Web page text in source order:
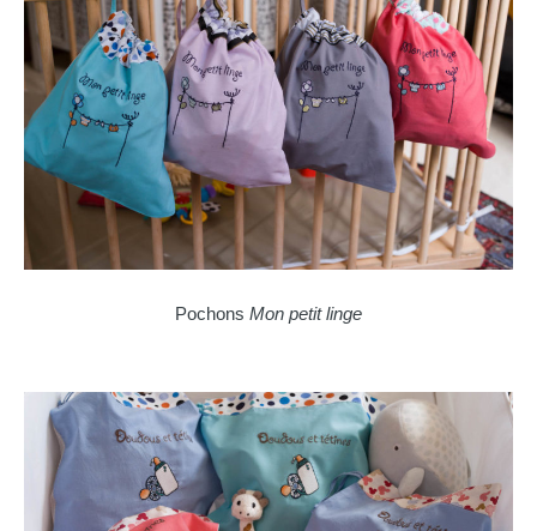
Pochons Mon petit linge